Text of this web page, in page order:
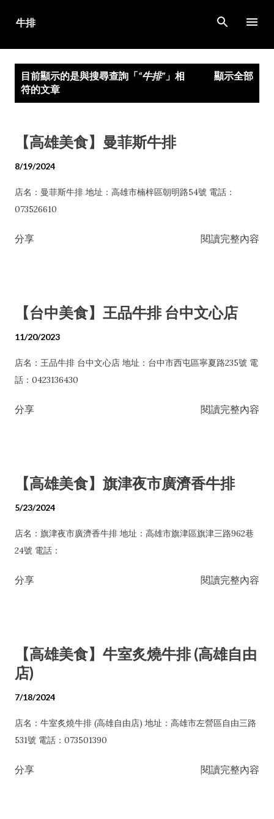
目前顯示的是與搜尋查詢「 牛排 」相
符的文章
顯示全部
【高雄美食】曼菲斯牛排
8/19/2024
店名：曼菲斯牛排 地址：高雄市楠梓區朝明路54號 電話：
073526610
分享 閱讀完整內容
【台中美食】王品牛排 台中文心店
11/20/2023
店名：王品牛排 台中文心店 地址：台中市西屯區寧夏路235號 電
話：0423136430
分享 閱讀完整內容
【高雄美食】旗津夜市廣濟香牛排
5/23/2024
店名：旗津夜市廣濟香牛排 地址：高雄市旗津區旗津三路962巷
24號 電話：
分享 閱讀完整內容
【高雄美食】牛室炙燒牛排 (高雄自由
店)
7/18/2024
店名：牛室炙燒牛排 (高雄自由店) 地址：高雄市左營區自由三路
531號 電話：073501390
分享 閱讀完整內容